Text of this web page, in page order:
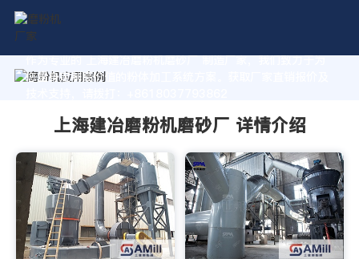
作为专业的 上海建冶磨粉机磨砂厂 制造厂家，我们致力于为
您量身定制高价值的粉体加工系统方案。获取厂家直销报价及
上海建冶磨粉机磨砂厂 详情介绍